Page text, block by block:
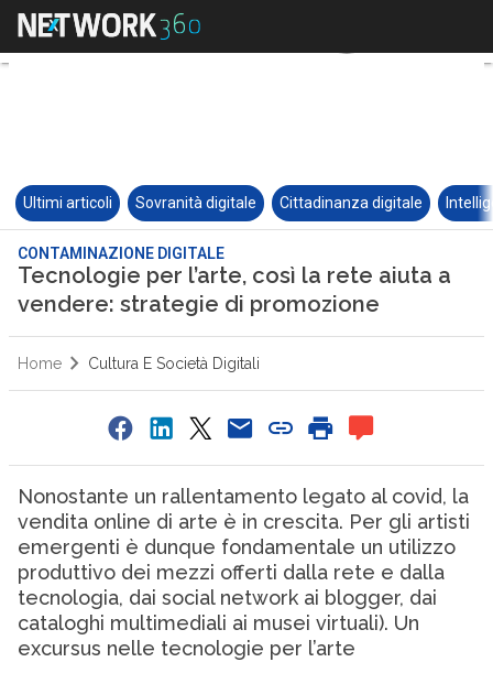
Ultimi articoli Sovranità digitale Cittadinanza digitale
CONTAMINAZIONE DIGITALE
Tecnologie per l’arte, così la rete aiuta a
vendere: strategie di promozione
Home Cultura E Società Digitali
Nonostante un rallentamento legato al covid, la
vendita online di arte è in crescita. Per gli artisti
emergenti è dunque fondamentale un utilizzo
produttivo dei mezzi offerti dalla rete e dalla
tecnologia, dai social network ai blogger, dai
cataloghi multimediali ai musei virtuali). Un
excursus nelle tecnologie per l’arte